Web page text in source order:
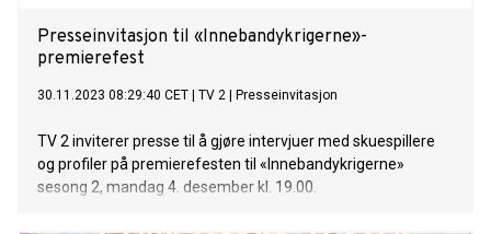
Presseinvitasjon til «Innebandykrigerne»-
premierefest
30.11.2023 08:29:40 CET TV 2 Presseinvitasjon
TV 2 inviterer presse til å gjøre intervjuer med skuespillere
og profiler på premierefesten til «Innebandykrigerne»
sesong 2, mandag 4. desember kl. 19.00.